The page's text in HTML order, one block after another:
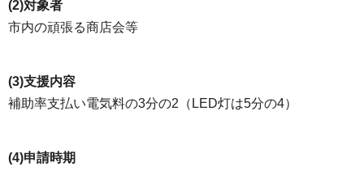
(2)対象者
市内の頑張る商店会等
(3)支援内容
補助率支払い電気料の3分の2（LED灯は5分の4）
(4)申請時期